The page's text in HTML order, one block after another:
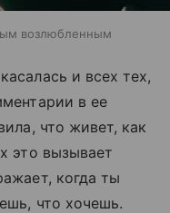
возлюбленным
и всех тех,
в ее
что живет, как
это вызывает
когда ты
что хочешь.